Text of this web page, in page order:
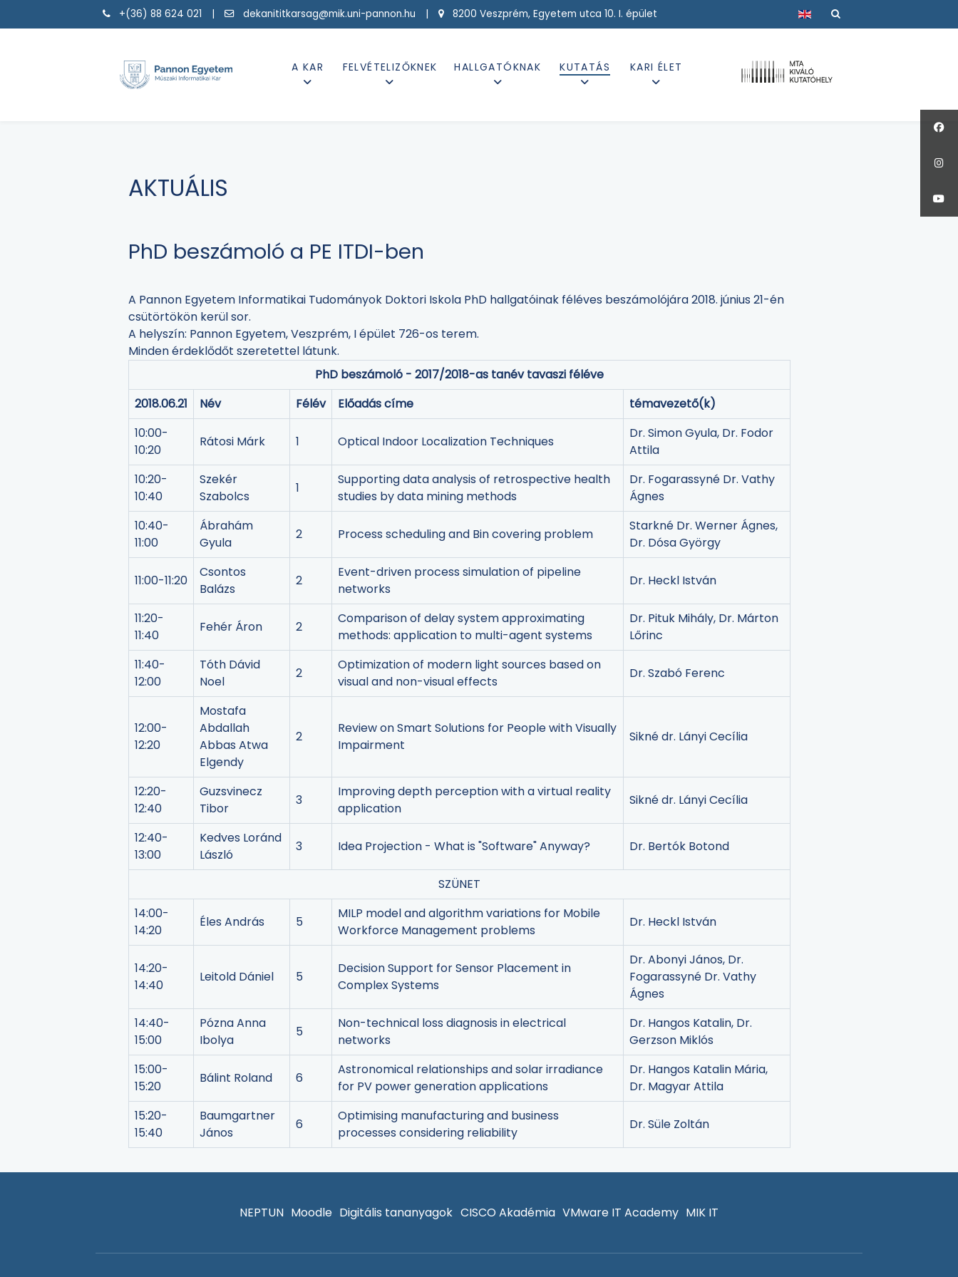
+(36) 88 624 021 | dekanititkarsag@mik.uni-pannon.hu | 8200 Veszprém, Egyetem utca 10. I. épület Válasszon nyelvet
A KAR FELVÉTELIZŐKNEK HALLGATÓKNAK KUTATÁS KARI ÉLET
AKTUÁLIS
PhD beszámoló a PE ITDI-ben
A Pannon Egyetem Informatikai Tudományok Doktori Iskola PhD hallgatóinak féléves beszámolójára 2018. június 21-én
csütörtökön kerül sor.
A helyszín: Pannon Egyetem, Veszprém, I épület 726-os terem.
Minden érdeklődőt szeretettel látunk.
PhD beszámoló - 2017/2018-as tanév tavaszi féléve
2018.06.21
Név Félév Előadás címe
témavezető(k)
10:00-
10:20
Rátosi Márk 1 Optical Indoor Localization Techniques
Dr. Simon Gyula, Dr. Fodor
Attila
10:20-
10:40
Szekér
Szabolcs
1
Supporting data analysis of retrospective health
studies by data mining methods
Dr. Fogarassyné Dr. Vathy
Ágnes
10:40-
11:00
Ábrahám
Gyula
2 Process scheduling and Bin covering problem
Starkné Dr. Werner Ágnes,
Dr. Dósa György
11:00-11:20
Csontos
Balázs
2
Event-driven process simulation of pipeline
networks
Dr. Heckl István
11:20-
11:40
Fehér Áron 2
Comparison of delay system approximating
methods: application to multi-agent systems
Dr. Pituk Mihály, Dr. Márton
Lőrinc
11:40-
12:00
Tóth Dávid
Noel
2
Optimization of modern light sources based on
visual and non-visual effects
Dr. Szabó Ferenc
12:00-
12:20
Mostafa
Abdallah
Abbas Atwa
Elgendy
2
Review on Smart Solutions for People with Visually
Impairment
Sikné dr. Lányi Cecília
12:20-
12:40
Guzsvinecz
Tibor
3
Improving depth perception with a virtual reality
application
Sikné dr. Lányi Cecília
12:40-
13:00
Kedves Loránd
László
3 Idea Projection - What is "Software" Anyway? Dr. Bertók Botond
SZÜNET
14:00-
14:20
Éles András 5
MILP model and algorithm variations for Mobile
Workforce Management problems
Dr. Heckl István
14:20-
14:40
Leitold Dániel 5
Decision Support for Sensor Placement in
Complex Systems
Dr. Abonyi János, Dr.
Fogarassyné Dr. Vathy
Ágnes
14:40-
15:00
Pózna Anna
Ibolya
5
Non-technical loss diagnosis in electrical
networks
Dr. Hangos Katalin, Dr.
Gerzson Miklós
15:00-
15:20
Bálint Roland 6
Astronomical relationships and solar irradiance
for PV power generation applications
Dr. Hangos Katalin Mária,
Dr. Magyar Attila
15:20-
15:40
Baumgartner
János
6
Optimising manufacturing and business
processes considering reliability
Dr. Süle Zoltán
NEPTUN Moodle Digitális tananyagok CISCO Akadémia VMware IT Academy MIK IT